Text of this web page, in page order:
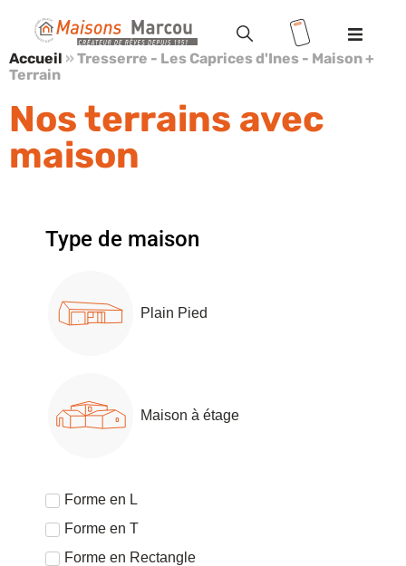
Modèles
Terrains
Valoriser votre terrain
+ terrains
Accueil »Tresserre - Les Caprices d'Ines - Maison +
Terrain
Nos terrains avec
maison
Type de maison
Plain Pied
Maison à étage
Forme en L
Forme en T
Forme en Rectangle